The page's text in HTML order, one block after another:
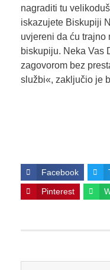
nagraditi tu
iskazujete Biskupiji
uvjereni da ću trajno
biskupiju. Neka Vas
zagovorom bez
službi«, zaključio je
Facebook
Pinterest